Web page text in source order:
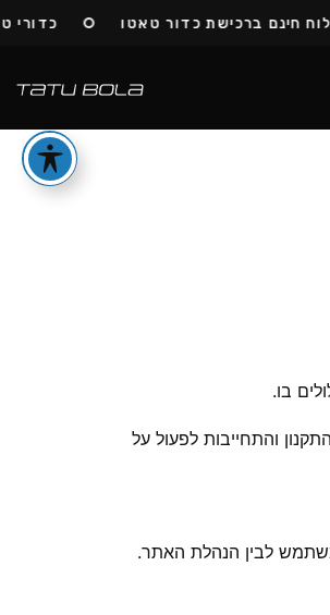
ברכישת כדור טאטו כדורי טאטו
בו.
והתחייבות לפעול על
לבין הנהלת האתר.